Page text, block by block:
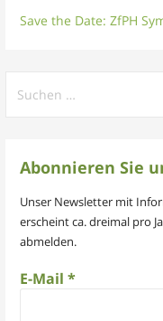
Save the Date: ZfPH
nach:
Abonnieren Sie
Unser Newsletter mit
erscheint ca. dreimal pro
abmelden.
E-Mail*